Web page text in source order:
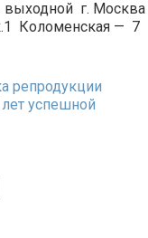
выходной г. Москва
Коломенская — 7
репродукции
успешной